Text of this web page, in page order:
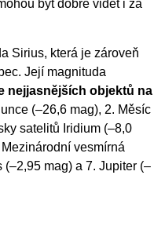
být dobře vidět i za
Sirius, která je zároveň
Její magnituda
nejjasnějších objektů na
(–26,6 mag), 2. Měsíc
satelitů Iridium (–8,0
vesmírná
(–2,95 mag) a 7. Jupiter (–